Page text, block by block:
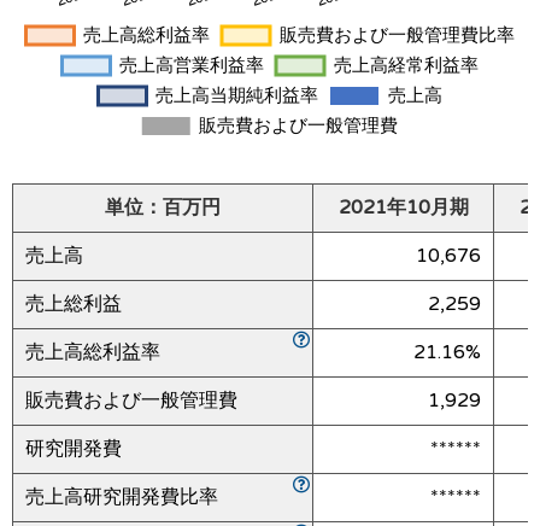
単位：百万円 2021年10月期
売上高
10,676
売上総利益
2,259
売上高総利益率
21.16%
販売費および一般管理費
1,929
研究開発費
******
売上高研究開発費比率
******